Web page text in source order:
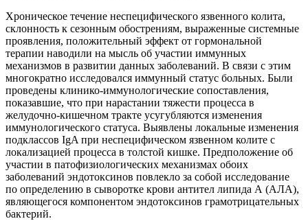
Хроническое течение неспецифического язвенного колита,
склонность к сезонным обострениям, выраженные системные
проявления, положительный эффект от гормональной
терапии наводили на мысль об участии иммунных
механизмов в развитии данных заболеваний. В связи с этим
многократно исследовался иммунный статус больных. Были
проведены клинико-иммунологические сопоставления,
показавшие, что при нарастании тяжести процесса в
желудочно-кишечном тракте усугубляются изменения
иммунологического статуса. Выявлены локальные изменения
подклассов IgA при неспецифическом язвенном колите с
локализацией процесса в толстой кишке. Предположение об
участии в патофизиологических механизмах обоих
заболеваний эндотоксинов повлекло за собой исследование
по определению в сыворотке крови антител липида А (АЛА),
являющегося компонентом эндотоксинов грамотрицательных
бактерий.